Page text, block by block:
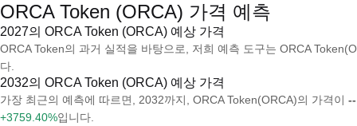
ORCA Token (ORCA) 가격 예측
2027의 ORCA Token (ORCA) 예상 가격
ORCA Token의 과거 실적을 바탕으로, 저희 예측 도구는 ORCA
다.
2032의 ORCA Token (ORCA) 예상 가격
가장 최근의 예측에 따르면, 2032까지, ORCA Token(ORCA)의 가격이 --
+3759.40%입니다.